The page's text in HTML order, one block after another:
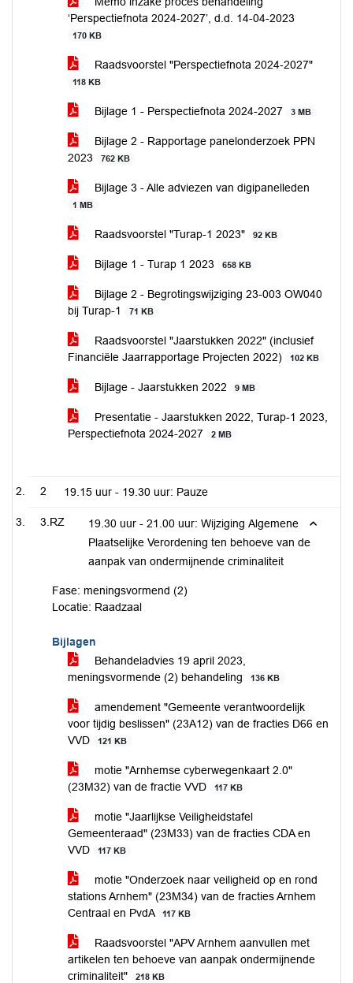
‘Perspectiefnota 2024-2027’, d.d. 14-04-2023
170 KB
Raadsvoorstel "Perspectiefnota 2024-2027"
118 KB
Bijlage 1 - Perspectiefnota 2024-2027 3 MB
Bijlage 2 - Rapportage panelonderzoek PPN
2023
762 KB
Bijlage 3 - Alle adviezen van digipanelleden
1 MB
Raadsvoorstel "Turap-1 2023" 92 KB
Bijlage 1 - Turap 1 2023 658 KB
Bijlage 2 - Begrotingswijziging 23-003 OW040
bij Turap-1
71 KB
Raadsvoorstel "Jaarstukken 2022" (inclusief
Financiële Jaarrapportage Projecten 2022)
102 KB
Bijlage - Jaarstukken 2022 9 MB
Presentatie - Jaarstukken 2022, Turap-1 2023,
Perspectiefnota 2024-2027
2 MB
2 19.15 uur - 19.30 uur: Pauze
3.RZ
19.30 uur - 21.00 uur: Wijziging Algemene
Plaatselijke Verordening ten behoeve van de
aanpak van ondermijnende criminaliteit
Fase: meningsvormend (2)
Locatie: Raadzaal
Bijlagen
Behandeladvies 19 april 2023,
meningsvormende (2) behandeling
136 KB
amendement "Gemeente verantwoordelijk
voor tijdig beslissen" (23A12) van de fracties D66 en
VVD
121 KB
motie "Arnhemse cyberwegenkaart 2.0"
(23M32) van de fractie VVD
117 KB
motie "Jaarlijkse Veiligheidstafel
Gemeenteraad" (23M33) van de fracties CDA en
VVD
117 KB
motie "Onderzoek naar veiligheid op en rond
stations Arnhem" (23M34) van de fracties Arnhem
Centraal en PvdA
117 KB
Raadsvoorstel "APV Arnhem aanvullen met
artikelen ten behoeve van aanpak ondermijnende
criminaliteit"
218 KB